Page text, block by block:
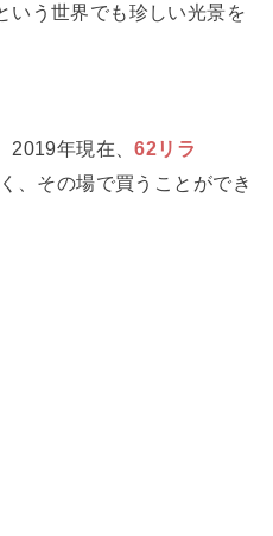
いう世界でも珍しい光景を
2019年現在、62リラ
、その場で買うことができ